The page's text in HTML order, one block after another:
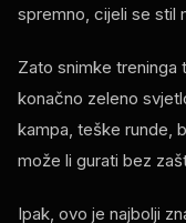
spremno, cijeli se stil
Zato snimke treninga
konačno zeleno
kampa, teške runde,
može li gurati bez
Ipak, ovo je najbolji